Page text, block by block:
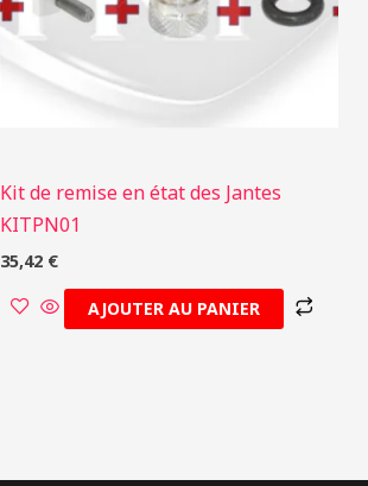
Kit de remise en état des Jantes
KITPN01
35,42 €
AJOUTER AU PANIER